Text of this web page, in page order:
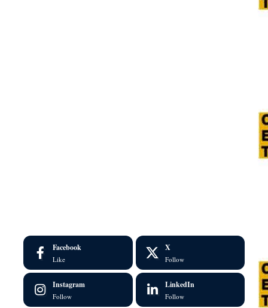
Facebook
Like
X
Follow
Instagram
Follow
LinkedIn
Follow